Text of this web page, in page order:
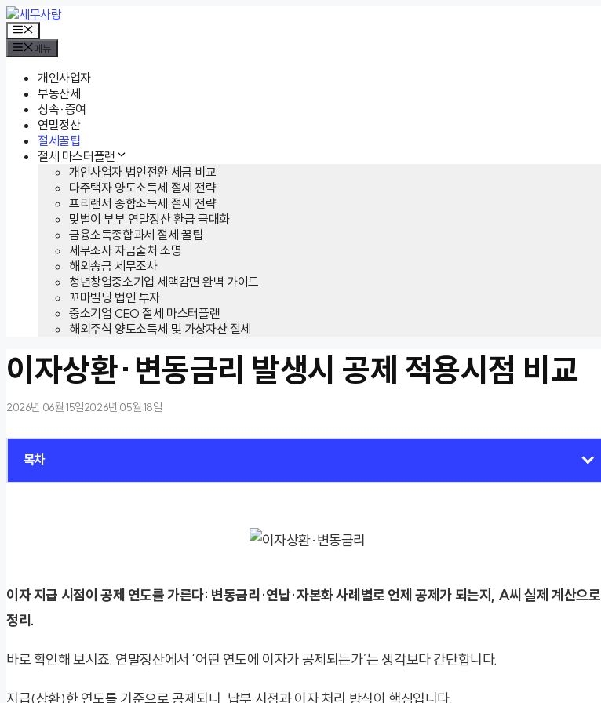
컨
텐
츠
로
메
뉴
메뉴
개인사업자
부동산세
상속·증여
연말정산
절세꿀팁
절세 마스터플랜
개인사업자 법인전환 세금 비교
다주택자 양도소득세 절세 전략
프리랜서 종합소득세 절세 전략
맞벌이 부부 연말정산 환급 극대화
금융소득종합과세 절세 꿀팁
세무조사 자금출처 소명
해외송금 세무조사
청년창업중소기업 세액감면 완벽 가이드
꼬마빌딩 법인 투자
중소기업 CEO 절세 마스터플랜
해외주식 양도소득세 및 가상자산 절세
이자상환·변동금리 발생시 공제 적용시점 비교
2026년 06월 15일2026년 05월 18일
목차
이자 지급 시점이 공제 연도를 가른다: 변동금리·연납·자본화 사례별로 언제 공제가 되는지, A씨 실제 계산으로
정리.
바로 확인해 보시죠. 연말정산에서 ‘어떤 연도에 이자가 공제되는가’는 생각보다 간단합니다.
지급(상환)한 연도를 기준으로 공제되니, 납부 시점과 이자 처리 방식이 핵심입니다.